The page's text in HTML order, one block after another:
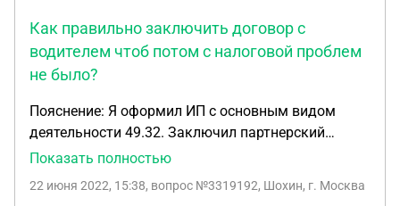
Как правильно заключить договор с
водителем чтоб потом с налоговой проблем
не было?
Пояснение: Я оформил ИП с основным видом
деятельности 49.32. Заключил партнерский
договор с Яндекс. Такси. Через них я создал
подключить водителей на их личных авто. Все
Показать полностью
22 июня 2022, 15:38, вопрос №3319192, Шохин, г. Москва